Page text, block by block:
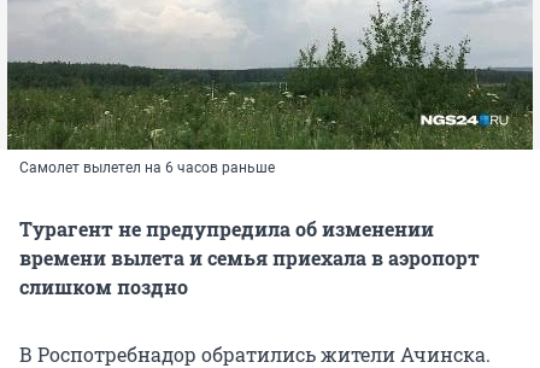
Самолет вылетел на 6 часов раньше
Турагент не предупредила об изменении
времени вылета и семья приехала в аэропорт
слишком поздно
В Роспотребнадор обратились жители Ачинска.